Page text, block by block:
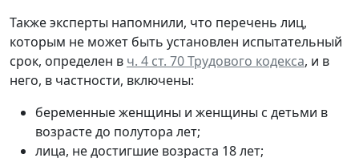
Также эксперты напомнили, что перечень лиц,
которым не может быть установлен испытательный
срок, определен в ч. 4 ст. 70 Трудового кодекса, и в
него, в частности, включены:
беременные женщины и женщины с детьми в
возрасте до полутора лет;
лица, не достигшие возраста 18 лет;